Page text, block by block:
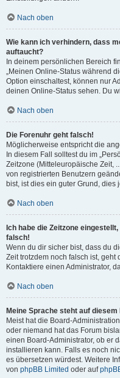
Nach oben
Wie kann ich verhindern, dass
auftaucht?
In deinem persönlichen Bereich
„Meinen Online-Status während
Option einschaltest, können nur
deinen Online-Status sehen. Du
Nach oben
Die Forenuhr geht falsch!
Möglicherweise entspricht die
In diesem Fall solltest du im
Zeitzone (Mitteleuropäische Zeit,
von registrierten Benutzern
bist, ist dies ein guter Grund, dies
Nach oben
Ich habe die Zeitzone
falsch!
Wenn du dir sicher bist, dass du
Zeit trotzdem noch falsch ist,
Kontaktiere einen Administrator,
Nach oben
Meine Sprache steht auf
Meist hat die Board-
oder niemand hat das Forum
einen Board-Administrator, ob er
installieren kann. Falls es noch
es übersetzen würdest. Weitere
von phpBB Limited oder auf